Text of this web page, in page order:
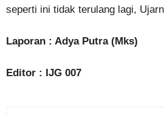
seperti ini tidak terulang lagi,
Laporan : Adya Putra (Mks)
Editor : IJG 007